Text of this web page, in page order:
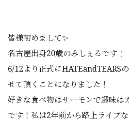
皆様初めまして✨
名古屋出身20歳のみしぇるです！
6/12より正式にHATEandTEARS
せて頂くことになりました！
好きな食べ物はサーモンで趣味は
です！私は2年前から路上ライブ